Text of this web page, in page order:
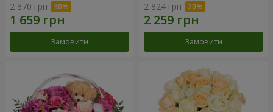
2 370 грн
Замовити
2 824 грн
Замовити